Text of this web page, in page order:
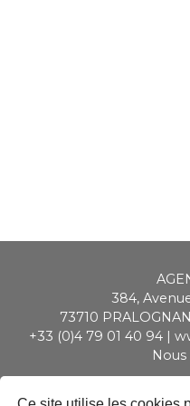
384,
73710
+33 (0)4 79 01 40 94|
SAS ALPIMMO au capital de 20 000
- APE 6831 Z -